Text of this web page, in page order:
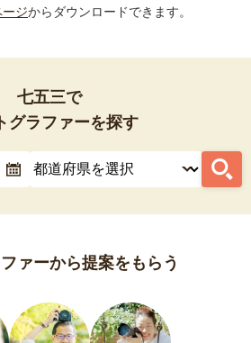
ジからダウンロードできます。
七五三で
グラファーを探す
ァーから提案をもらう